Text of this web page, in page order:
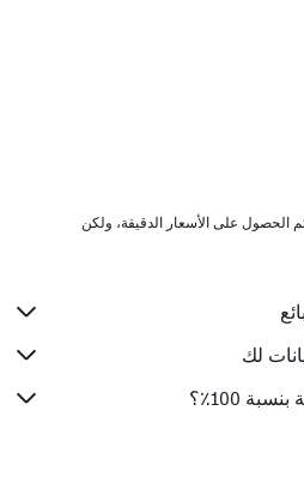
لك
100٪؟